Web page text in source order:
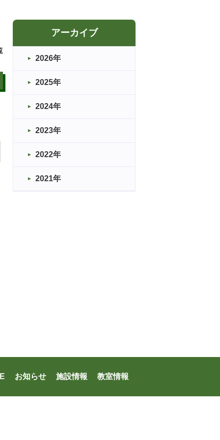
アーカイブ
2026年
2025年
2024年
2023年
2022年
2021年
お知らせ 施設情報 教室情報